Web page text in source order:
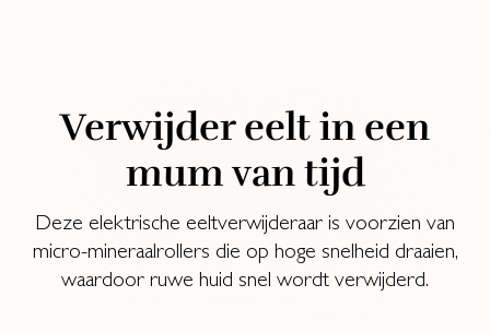
Verwijder eelt in een
mum van tijd
Deze elektrische eeltverwijderaar is voorzien van
micro-mineraalrollers die op hoge snelheid draaien,
waardoor ruwe huid snel wordt verwijderd.